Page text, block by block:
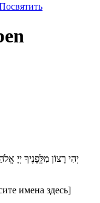
יְהִי רָצוֹן מִלְְּפָנֶיךָ יְיָ
имена здесь]